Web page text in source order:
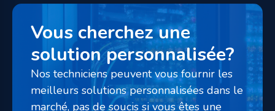
Vous cherchez une
solution personnalisée?
Nos techniciens peuvent vous fournir les
meilleurs solutions personnalisées dans le
marché, pas de soucis si vous êtes une